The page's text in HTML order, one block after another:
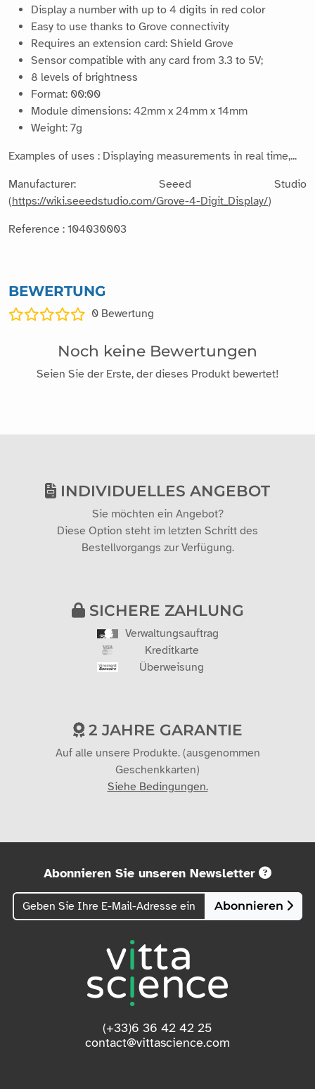
Display a number with up to 4 digits in red color
Easy to use thanks to Grove connectivity
Requires an extension card: Shield Grove
Sensor compatible with any card from 3.3 to 5V;
8 levels of brightness
Format: 00:00
Module dimensions: 42mm x 24mm x 14mm
Weight: 7g
Examples of uses : Displaying measurements in real time,...
Manufacturer: Seeed Studio
(https://wiki.seeedstudio.com/Grove-4-Digit_Display/)
Reference : 104030003
BEWERTUNG
0 Bewertung
Noch keine Bewertungen
Seien Sie der Erste, der dieses Produkt bewertet!
INDIVIDUELLES ANGEBOT
Sie möchten ein Angebot?
Diese Option steht im letzten Schritt des
Bestellvorgangs zur Verfügung.
SICHERE ZAHLUNG
Verwaltungsauftrag
Kreditkarte
Überweisung
2 JAHRE GARANTIE
Auf alle unsere Produkte. (ausgenommen
Geschenkkarten)
Siehe Bedingungen.
Abonnieren Sie unseren Newsletter
Abonnieren
(+33)6 36 42 42 25
contact@vittascience.com